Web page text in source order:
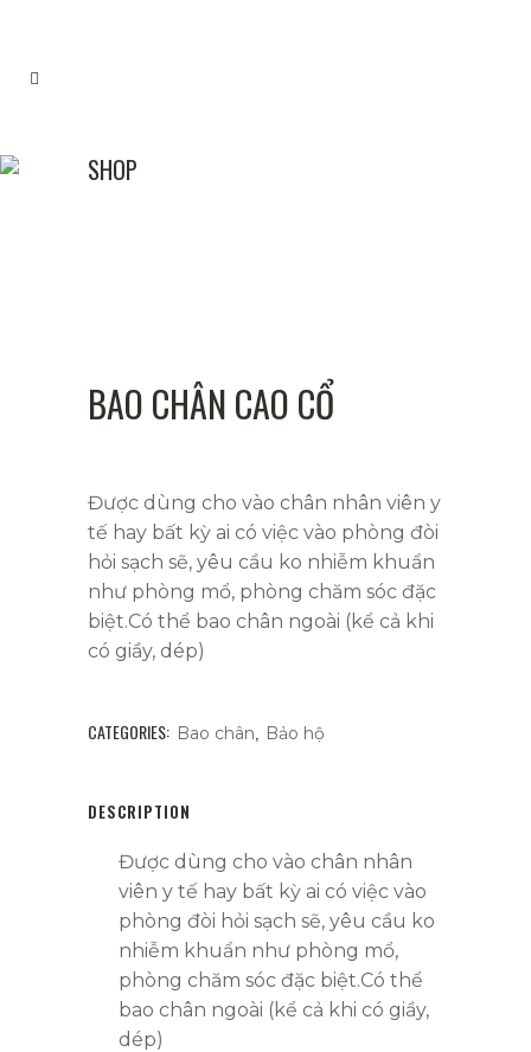
SHOP
BAO CHÂN CAO CỔ
Được dùng cho vào chân nhân viên y
tế hay bất kỳ ai có việc vào phòng đòi
hỏi sạch sẽ, yêu cầu ko nhiễm khuẩn
như phòng mổ, phòng chăm sóc đặc
biệt.Có thể bao chân ngoài (kể cả khi
có giầy, dép)
CATEGORIES: Bao chân Bảo hộ
DESCRIPTION
Được dùng cho vào chân nhân
viên y tế hay bất kỳ ai có việc vào
phòng đòi hỏi sạch sẽ, yêu cầu ko
nhiễm khuẩn như phòng mổ,
phòng chăm sóc đặc biệt.Có thể
bao chân ngoài (kể cả khi có giầy,
dép)